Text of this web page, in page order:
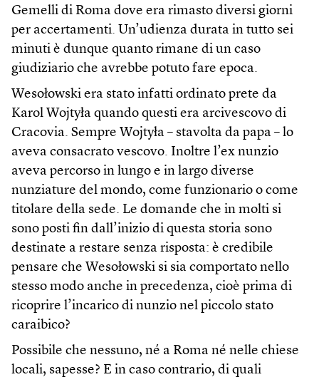
Gemelli di Roma dove era rimasto diversi giorni
per accertamenti. Un’udienza durata in tutto sei
minuti è dunque quanto rimane di un caso
giudiziario che avrebbe potuto fare epoca.
Wesołowski era stato infatti ordinato prete da
Karol Wojtyła quando questi era arcivescovo di
Cracovia. Sempre Wojtyła – stavolta da papa – lo
aveva consacrato vescovo. Inoltre l’ex nunzio
aveva percorso in lungo e in largo diverse
nunziature del mondo, come funzionario o come
titolare della sede. Le domande che in molti si
sono posti fin dall’inizio di questa storia sono
destinate a restare senza risposta: è credibile
pensare che Wesołowski si sia comportato nello
stesso modo anche in precedenza, cioè prima di
ricoprire l’incarico di nunzio nel piccolo stato
caraibico?
Possibile che nessuno, né a Roma né nelle chiese
locali, sapesse? E in caso contrario, di quali